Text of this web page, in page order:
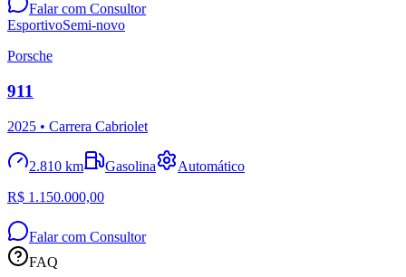
Falar com Consultor
EsportivoSemi-novo
Porsche
911
2025 • Carrera Cabriolet
2.810 km Gasolina
Automático
R$ 1.150.000,00
Falar com Consultor
FAQ